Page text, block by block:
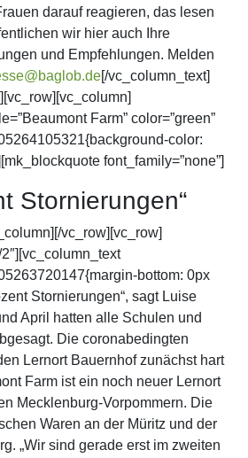
darauf reagieren, das lesen
wir hier auch Ihre
und Empfehlungen. Melden
[/vc_column_text]
Farm” color=”green”
color:
font_family=”none”]
Stornierungen“
vc_row][vc_row]
bottom: 0px
Stornierungen“, sagt Luise
April hatten alle Schulen und
Die coronabedingten
Lernort Bauernhof zunächst hart
Farm ist ein noch neuer Lernort
Mecklenburg-Vorpommern. Die
Waren an der Müritz und der
„Wir sind gerade erst im zweiten